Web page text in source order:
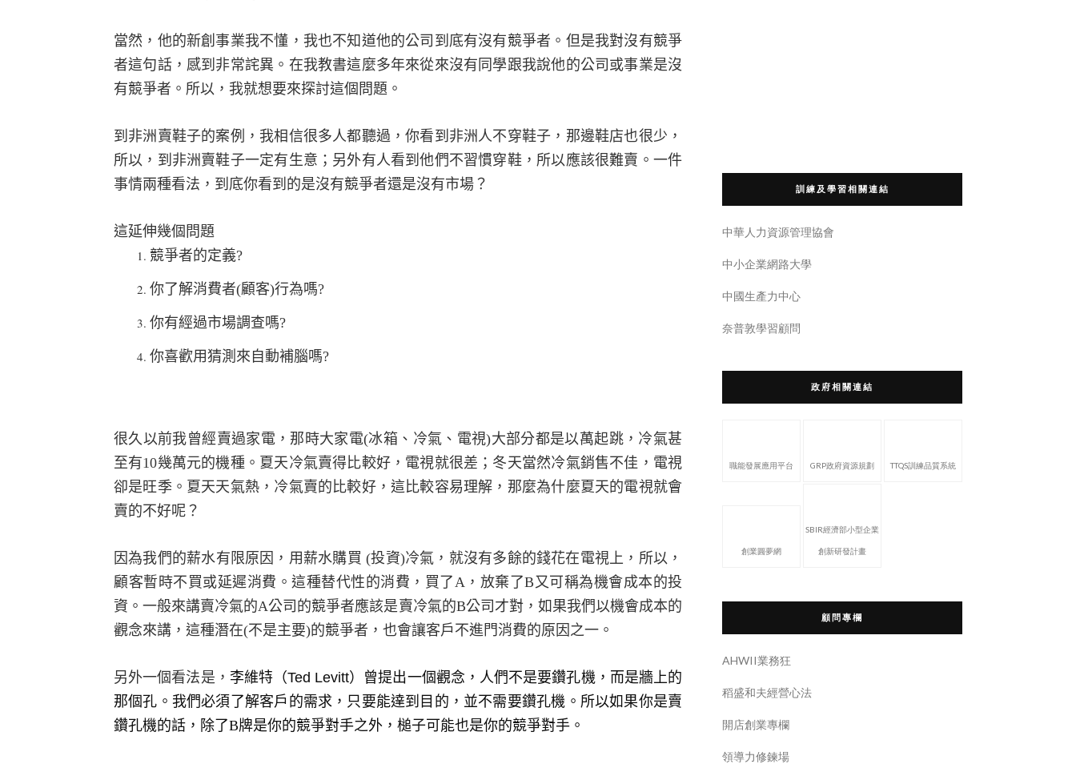
當然，他的新創事業我不懂，我也不知道他的公司到底有沒有競爭者。但是我對沒有競爭
者這句話，感到非常詫異。在我教書這麼多年來從來沒有同學跟我說他的公司或事業是沒
有競爭者。所以，我就想要來探討這個問題。
到非洲賣鞋子的案例，我相信很多人都聽過，你看到非洲人不穿鞋子，那邊鞋店也很少，
所以，到非洲賣鞋子一定有生意；另外有人看到他們不習慣穿鞋，所以應該很難賣。一件
事情兩種看法，到底你看到的是沒有競爭者還是沒有市場？
這延伸幾個問題
競爭者的定義?
你了解消費者(顧客)行為嗎?
你有經過市場調查嗎?
你喜歡用猜測來自動補腦嗎?
很久以前我曾經賣過家電，那時大家電(冰箱、冷氣、電視)大部分都是以萬起跳，冷氣甚
至有10幾萬元的機種。夏天冷氣賣得比較好，電視就很差；冬天當然冷氣銷售不佳，電視
卻是旺季。夏天天氣熱，冷氣賣的比較好，這比較容易理解，那麼為什麼夏天的電視就會
賣的不好呢？
因為我們的薪水有限原因，用薪水購買(投資)冷氣，就沒有多餘的錢花在電視上，所以，
顧客暫時不買或延遲消費。這種替代性的消費，買了A，放棄了B 又可稱為機會成本的投
資。一般來講賣冷氣的A公司的競爭者應該是賣冷氣的B公司才對，如果我們以機會成本的
觀念來講，這種潛在(不是主要)的競爭者，也會讓客戶不進門消費的原因之一。
另外一個看法是， 李維特（Ted Levitt） 曾提出一個觀念，人們不是要鑽孔機，而是牆上的
那個孔。我們必須了解客戶的需求，只要能達到目的，並不需要鑽孔機。所以如果你是賣
鑽孔機的話，除了B牌是你的競爭對手之外，槌子可能也是你的競爭對手。
訓練及學習相關連結
中華人力資源管理協會
中小企業網路大學
中國生產力中心
奈普敦學習顧問
政府相關連結
職能發展應用平台 GRP政府資源規劃 TTQS訓練品質系統
創業圓夢網
SBIR經濟部小型企業
創新研發計畫
顧問專欄
AHWII業務狂
稻盛和夫經營心法
開店創業專欄
領導力修鍊場